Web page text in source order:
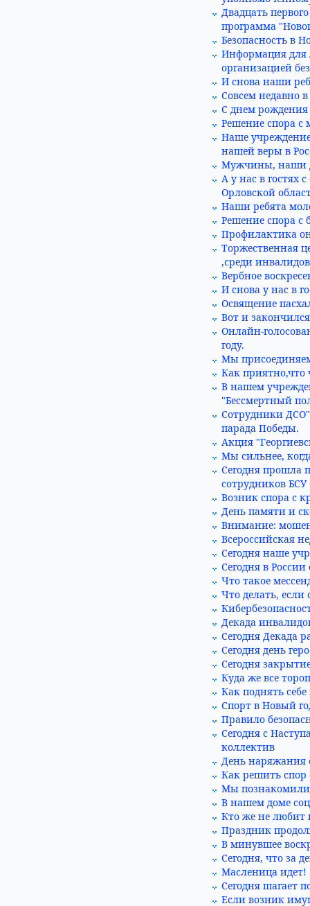
Двадцать
программа
Безопасность в
Информация для
организацией
И снова наши
Совсем недавно
С днем
Решение спора с
Наше
нашей веры в
Мужчины, наши
А у нас в гостях
Орловской
Наши ребята
Решение спора с
Профилактика
Торжественная
,среди
Вербное
И снова у нас в
Освящение
Вот и
Онлайн-
году.
Мы
Как приятно,что
В нашем
"Бессмертный
Сотрудники ДСО"
парада Победы.
Акция
Мы сильнее,
Сегодня прошла
сотрудников
Возник спора с
День памяти и
Внимание:
Всероссийская
Сегодня наше
Сегодня в
Что такое
Что делать, если
Декада
Сегодня Декада
Сегодня день
Сегодня
Куда же все
Как поднять
Спорт в Новый
Правило
Сегодня с
коллектив
День наряжания
Как решить спор
Мы
В нашем доме
Кто же не любит
Праздник
В минувшее
Сегодня, что за
Масленица идет!
Сегодня шагает
Если возник